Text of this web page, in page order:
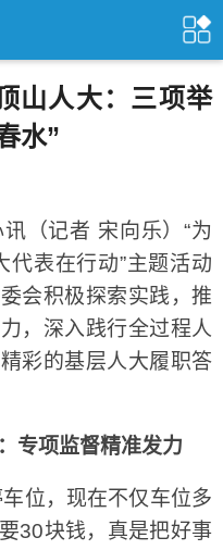
山人大：三项举
水”
（记者 宋向乐）“为
代表在行动”主题活动
会积极探索实践，推
，深入践行全过程人
彩的基层人大履职答
专项监督精准发力
位，现在不仅车位多
30块钱，真是把好事